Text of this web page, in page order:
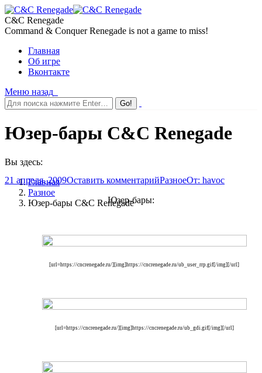
C&C Renegade
Command & Conquer Renegade is not a game to miss!
Главная
Об игре
Вконтакте
Меню назад
Юзер-бары C&C Renegade
Вы здесь:
Главная
Разное
Юзер-бары C&C Renegade
21 апреля, 2009Оставить комментарийРазноеОт: havoc
Юзер-бары:
[url=https://cncrenegade.ru/][img]https://cncrenegade.ru/ub_user_rrp.gif[/img][/url]
[url=https://cncrenegade.ru/][img]https://cncrenegade.ru/ub_gdi.gif[/img][/url]